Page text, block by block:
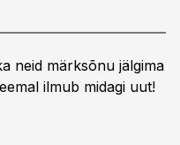
neid märksõnu jälgima
ilmub midagi uut!